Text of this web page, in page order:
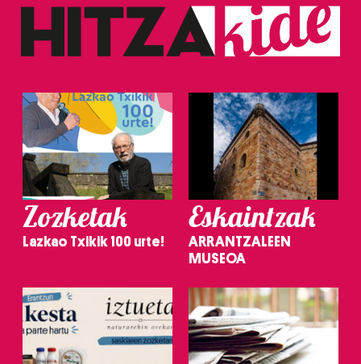
Zozketak
Lazkao Txikik 100 urte!
Eskaintzak
ARRANTZALEEN
MUSEOA